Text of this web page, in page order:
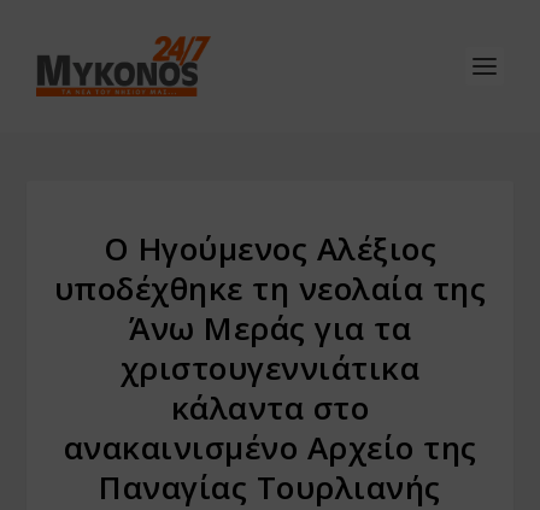
Ο Ηγούμενος Αλέξιος
υποδέχθηκε τη νεολαία της
Άνω Μεράς για τα
χριστουγεννιάτικα
κάλαντα στο
ανακαινισμένο Αρχείο της
Παναγίας Τουρλιανής